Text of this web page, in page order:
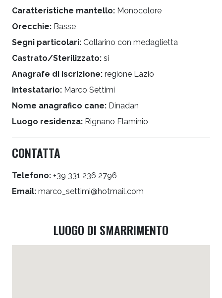
Caratteristiche mantello: Monocolore
Orecchie: Basse
Segni particolari: Collarino con medaglietta
Castrato/Sterilizzato: si
Anagrafe di iscrizione: regione Lazio
Intestatario: Marco Settimi
Nome anagrafico cane: Dinadan
Luogo residenza: Rignano Flaminio
CONTATTA
Telefono: +39 331 236 2796
Email: marco_settimi@hotmail.com
LUOGO DI SMARRIMENTO